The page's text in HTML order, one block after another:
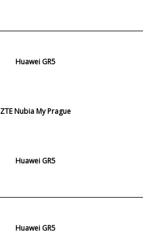
Huawei GR5
ZTE Nubia My Prague
Huawei GR5
Huawei GR5